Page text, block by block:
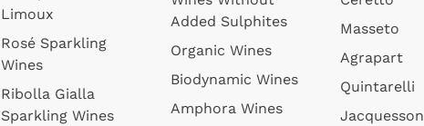
Limoux
Rosé Sparkling
Wines
Ribolla Gialla
Sparkling Wines
Added Sulphites
Organic Wines
Biodynamic Wines
Amphora Wines
Masseto
Agrapart
Quintarelli
Jacquesson